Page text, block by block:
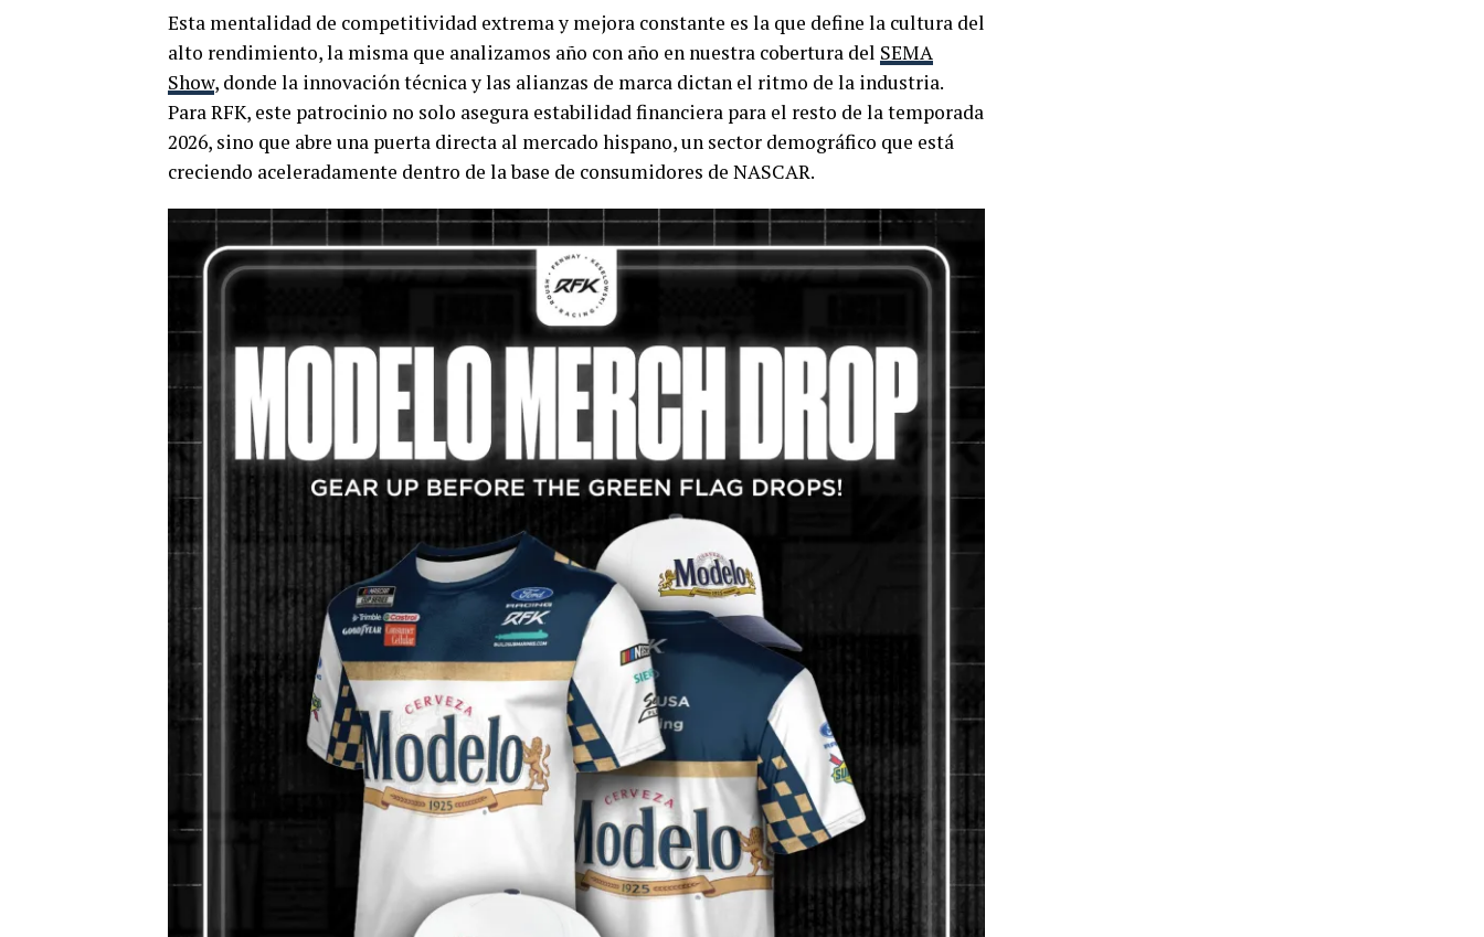
Esta mentalidad de competitividad extrema y mejora constante es la que define la cultura del
alto rendimiento, la misma que analizamos año con año en nuestra cobertura del SEMA
Show, donde la innovación técnica y las alianzas de marca dictan el ritmo de la industria.
Para RFK, este patrocinio no solo asegura estabilidad financiera para el resto de la temporada
2026, sino que abre una puerta directa al mercado hispano, un sector demográfico que está
creciendo aceleradamente dentro de la base de consumidores de NASCAR.